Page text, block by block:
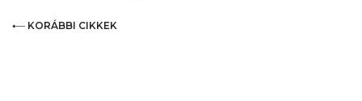
KORÁBBI CIKKEK